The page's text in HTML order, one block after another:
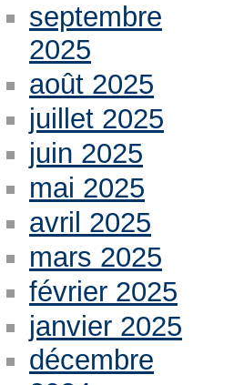
septembre
2025
août 2025
juillet 2025
juin 2025
mai 2025
avril 2025
mars 2025
février 2025
janvier 2025
décembre